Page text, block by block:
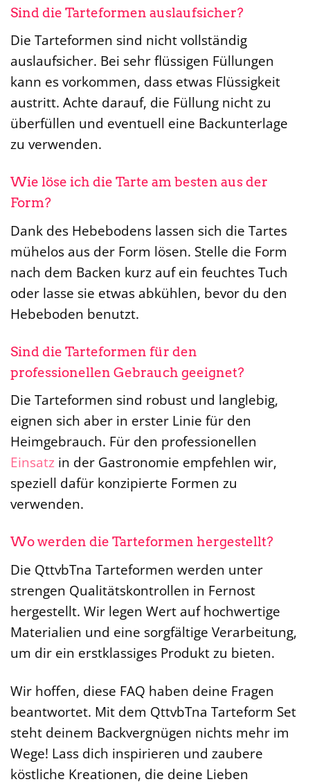
Sind die Tarteformen auslaufsicher?
Die Tarteformen sind nicht vollständig
auslaufsicher. Bei sehr flüssigen Füllungen
kann es vorkommen, dass etwas Flüssigkeit
austritt. Achte darauf, die Füllung nicht zu
überfüllen und eventuell eine Backunterlage
zu verwenden.
Wie löse ich die Tarte am besten aus der
Form?
Dank des Hebebodens lassen sich die Tartes
mühelos aus der Form lösen. Stelle die Form
nach dem Backen kurz auf ein feuchtes Tuch
oder lasse sie etwas abkühlen, bevor du den
Hebeboden benutzt.
Sind die Tarteformen für den
professionellen Gebrauch geeignet?
Die Tarteformen sind robust und langlebig,
eignen sich aber in erster Linie für den
Heimgebrauch. Für den professionellen
Einsatz in der Gastronomie empfehlen wir,
speziell dafür konzipierte Formen zu
verwenden.
Wo werden die Tarteformen hergestellt?
Die QttvbTna Tarteformen werden unter
strengen Qualitätskontrollen in Fernost
hergestellt. Wir legen Wert auf hochwertige
Materialien und eine sorgfältige Verarbeitung,
um dir ein erstklassiges Produkt zu bieten.
Wir hoffen, diese FAQ haben deine Fragen
beantwortet. Mit dem QttvbTna Tarteform Set
steht deinem Backvergnügen nichts mehr im
Wege! Lass dich inspirieren und zaubere
köstliche Kreationen, die deine Lieben